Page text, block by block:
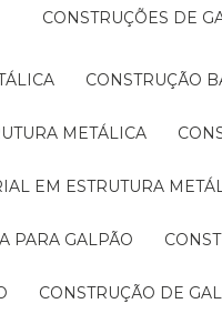
CONSTRUÇÕES DE
CONSTRUÇÃO
METÁLICA
EM ESTRUTURA
PARA GALPÃO
CONSTRUÇÃO DE